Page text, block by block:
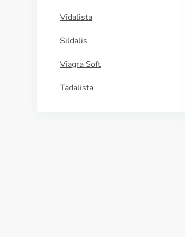
Vidalista
Sildalis
Viagra Soft
Tadalista